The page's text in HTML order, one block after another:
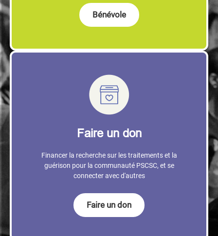
Bénévole
Faire un don
Financer la recherche sur les traitements et la
guérison pour la communauté PSCSC, et se
connecter avec d'autres
Faire un don